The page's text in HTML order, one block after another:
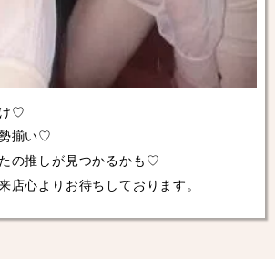
♡
揃い♡
の推しが見つかるかも♡
店心よりお待ちしております。